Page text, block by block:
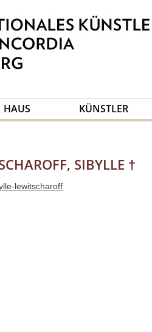
HAUS KÜNSTLER
SIBYLLE †
lewitscharoff